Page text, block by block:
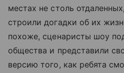
местах не столь
строили догадки об их
похоже, сценаристы шоу
общества и представили
версию того, как ребята